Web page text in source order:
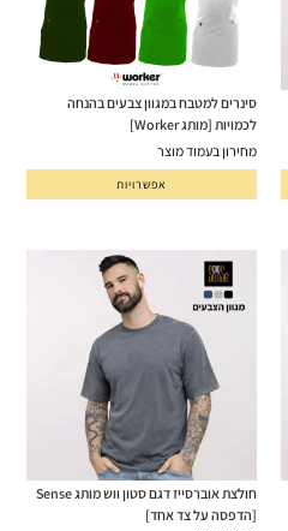
סינרים למטבח במגוון צבעים בהנחה
לכמויות [מותג Worker]
מחירון בעמוד מוצר
אפשרויות
חולצת אוברסייז דגם סטון ווש מותג Sense
[הדפסה על צד אחד]